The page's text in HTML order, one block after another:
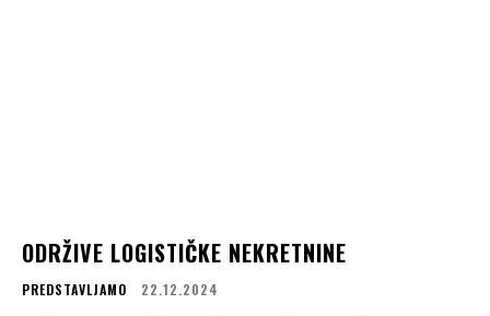
ODRŽIVE LOGISTIČKE NEKRETNINE
PREDSTAVLJAMO 22.12.2024